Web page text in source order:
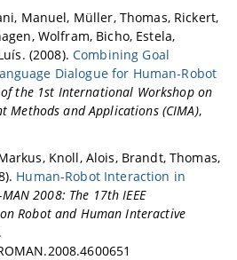
Manuel, Müller, Thomas, Rickert,
Wolfram, Bicho, Estela,
(2008). Combining Goal
Dialogue for Human-Robot
of the 1st International Workshop on
Methods and Applications (CIMA),
Knoll, Alois, Brandt, Thomas,
Human-Robot Interaction in
MAN 2008: The 17th IEEE
Robot and Human Interactive